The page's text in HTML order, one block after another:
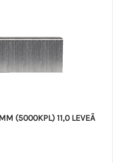
535CNK 35MM (5000KPL) 11,0 LEVEÄ